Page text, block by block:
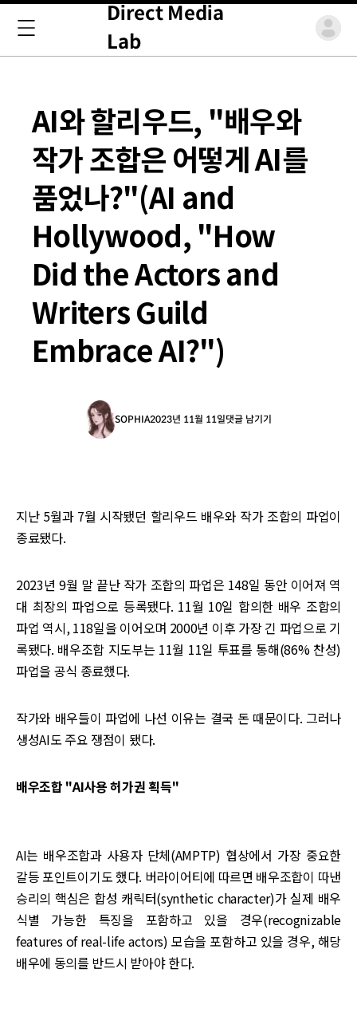
Direct Media
Lab
AI와 할리우드, "배우와
작가 조합은 어떻게 AI를
품었나?"(AI and
Hollywood, "How
Did the Actors and
Writers Guild
Embrace AI?")
SOPHIA2023년 11월 11일댓글 남기기
지난 5월과 7월 시작됐던 할리우드 배우와 작가 조합의 파업이
종료됐다.
2023년 9월 말 끝난 작가 조합의 파업은 148일 동안 이어져 역
대 최장의 파업으로 등록됐다. 11월 10일 합의한 배우 조합의
파업 역시, 118일을 이어오며 2000년 이후 가장 긴 파업으로 기
록됐다. 배우조합 지도부는 11월 11일 투표를 통해(86% 찬성)
파업을 공식 종료했다.
작가와 배우들이 파업에 나선 이유는 결국 돈 때문이다. 그러나
생성AI도 주요 쟁점이 됐다.
배우조합 "AI사용 허가권 획득"
AI는 배우조합과 사용자 단체(AMPTP) 협상에서 가장 중요한
갈등 포인트이기도 했다. 버라이어티에 따르면 배우조합이 따낸
승리의 핵심은 합성 캐릭터(synthetic character)가 실제 배우
식별 가능한 특징을 포함하고 있을 경우(recognizable
features of real-life actors) 모습을 포함하고 있을 경우, 해당
배우에 동의를 반드시 받아야 한다.